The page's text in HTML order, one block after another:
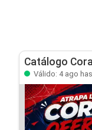
Catálogo
Válido: 4 ago